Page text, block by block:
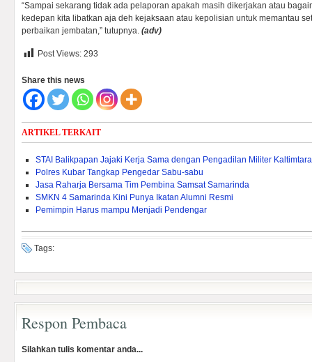
“Sampai sekarang tidak ada pelaporan apakah masih dikerjakan atau
kedepan kita libatkan aja deh kejaksaan atau kepolisian untuk memantau
perbaikan jembatan,” tutupnya. (adv)
Post Views: 293
Share this news
ARTIKEL TERKAIT
STAI Balikpapan Jajaki Kerja Sama dengan Pengadilan Militer Kaltimtara
Polres Kubar Tangkap Pengedar Sabu-sabu
Jasa Raharja Bersama Tim Pembina Samsat Samarinda
SMKN 4 Samarinda Kini Punya Ikatan Alumni Resmi
Pemimpin Harus mampu Menjadi Pendengar
Tags:
Respon Pembaca
Silahkan tulis komentar anda...